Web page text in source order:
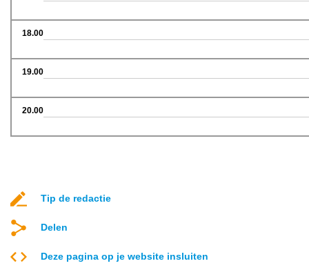
18.00
19.00
20.00
Tip de redactie
Delen
Deze pagina op je website insluiten